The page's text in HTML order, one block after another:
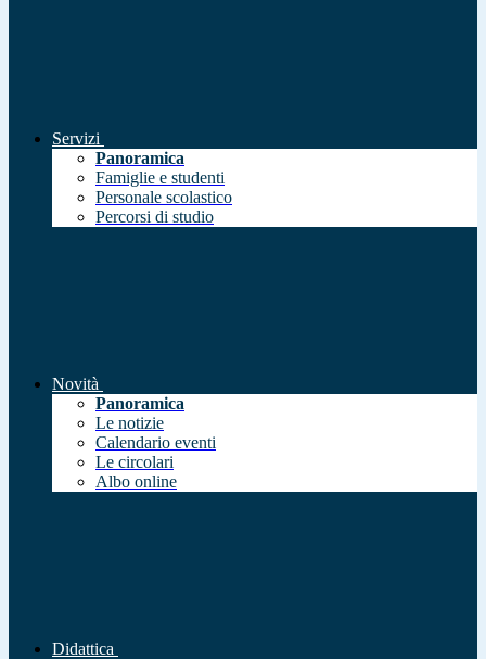
Servizi
Panoramica
Famiglie e studenti
Personale scolastico
Percorsi di studio
Novità
Panoramica
Le notizie
Calendario eventi
Le circolari
Albo online
Didattica